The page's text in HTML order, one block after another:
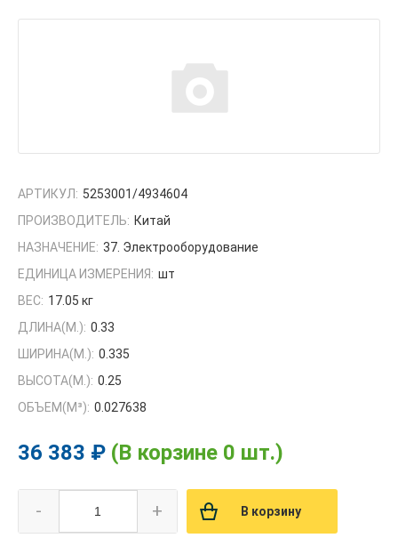
АРТИКУЛ: 5253001/4934604
ПРОИЗВОДИТЕЛЬ: Китай
НАЗНАЧЕНИЕ: 37. Электрооборудование
ЕДИНИЦА ИЗМЕРЕНИЯ: шт
ВЕС: 17.05 кг
ДЛИНА(М.): 0.33
ШИРИНА(М.): 0.335
ВЫСОТА(М.): 0.25
ОБЪЕМ(M³): 0.027638
36 383 ₽ (В корзине 0 шт.)
- + В корзину